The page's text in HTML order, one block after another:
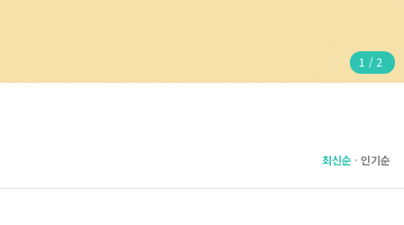
1 / 2
최신순 인기순